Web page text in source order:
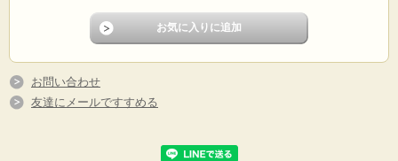
お問い合わせ
友達にメールですすめる